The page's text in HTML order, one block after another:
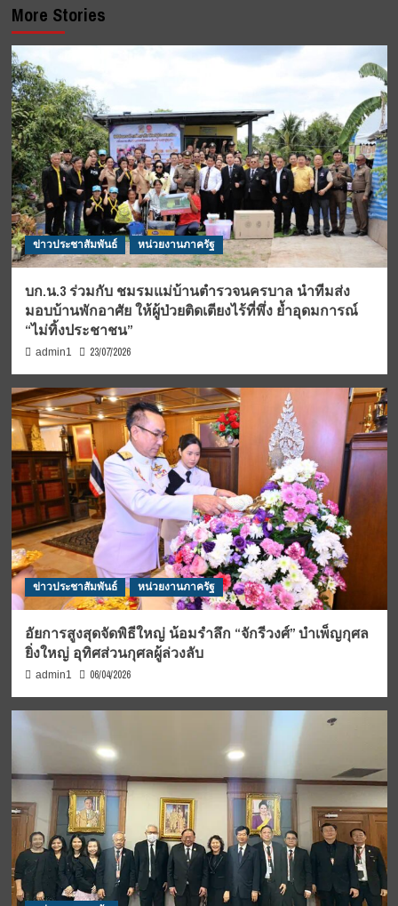
More Stories
ข่าวประชาสัมพันธ์ หน่วยงานภาครัฐ
บก.น.3 ร่วมกับ ชมรมแม่บ้านตำรวจนครบาล นำทีมส่ง
มอบบ้านพักอาศัย ให้ผู้ป่วยติดเตียงไร้ที่พึ่ง ย้ำอุดมการณ์
“ไม่ทิ้งประชาชน”
admin1 23/07/2026
ข่าวประชาสัมพันธ์ หน่วยงานภาครัฐ
อัยการสูงสุดจัดพิธีใหญ่ น้อมรำลึก “จักรีวงศ์” บำเพ็ญกุศล
ยิ่งใหญ่ อุทิศส่วนกุศลผู้ล่วงลับ
admin1 06/04/2026